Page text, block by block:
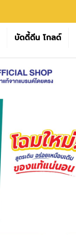
บัดดี้ดีน โกลด์